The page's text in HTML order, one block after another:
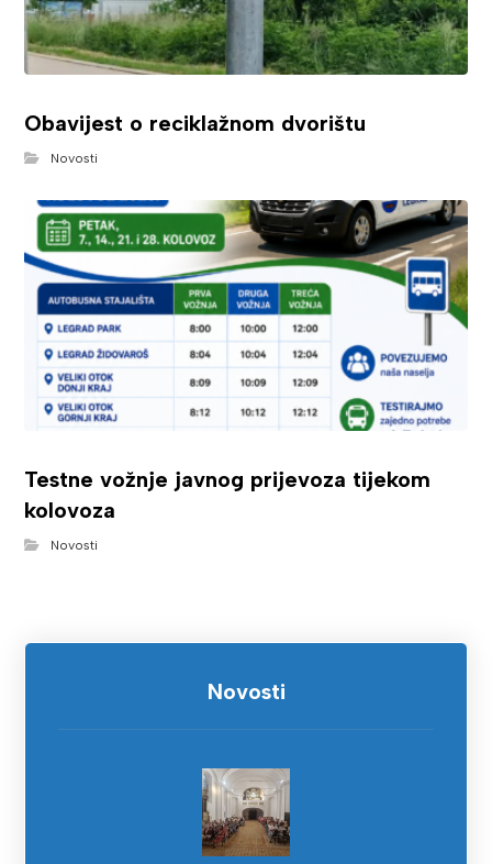
Obavijest o reciklažnom dvorištu
Novosti
Testne vožnje javnog prijevoza tijekom
kolovoza
Novosti
Novosti